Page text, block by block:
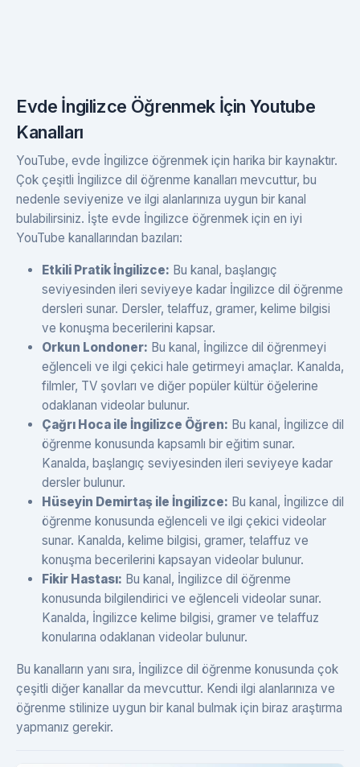
Evde İngilizce Öğrenmek İçin Youtube
Kanalları
YouTube, evde İngilizce öğrenmek için harika bir kaynaktır.
Çok çeşitli İngilizce dil öğrenme kanalları mevcuttur, bu
nedenle seviyenize ve ilgi alanlarınıza uygun bir kanal
bulabilirsiniz. İşte evde İngilizce öğrenmek için en iyi
YouTube kanallarından bazıları:
Etkili Pratik İngilizce: Bu kanal, başlangıç ​​
seviyesinden ileri seviyeye kadar İngilizce dil öğrenme
dersleri sunar. Dersler, telaffuz, gramer, kelime bilgisi
ve konuşma becerilerini kapsar.
Orkun Londoner: Bu kanal, İngilizce dil öğrenmeyi
eğlenceli ve ilgi çekici hale getirmeyi amaçlar. Kanalda,
filmler, TV şovları ve diğer popüler kültür öğelerine
odaklanan videolar bulunur.
Çağrı Hoca ile İngilizce Öğren: Bu kanal, İngilizce dil
öğrenme konusunda kapsamlı bir eğitim sunar.
Kanalda, başlangıç ​​seviyesinden ileri seviyeye kadar
dersler bulunur.
Hüseyin Demirtaş ile İngilizce: Bu kanal, İngilizce dil
öğrenme konusunda eğlenceli ve ilgi çekici videolar
sunar. Kanalda, kelime bilgisi, gramer, telaffuz ve
konuşma becerilerini kapsayan videolar bulunur.
Fikir Hastası: Bu kanal, İngilizce dil öğrenme
konusunda bilgilendirici ve eğlenceli videolar sunar.
Kanalda, İngilizce kelime bilgisi, gramer ve telaffuz
konularına odaklanan videolar bulunur.
Bu kanalların yanı sıra, İngilizce dil öğrenme konusunda çok
çeşitli diğer kanallar da mevcuttur. Kendi ilgi alanlarınıza ve
öğrenme stilinize uygun bir kanal bulmak için biraz araştırma
yapmanız gerekir.